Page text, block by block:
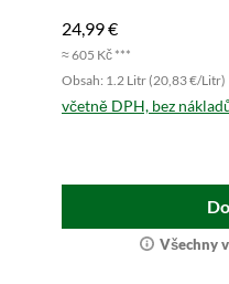
24,99 €
≈ 605 Kč ***
Obsah: 1.2 Litr (20,83 €/Litr)
včetně DPH, bez
Všechny